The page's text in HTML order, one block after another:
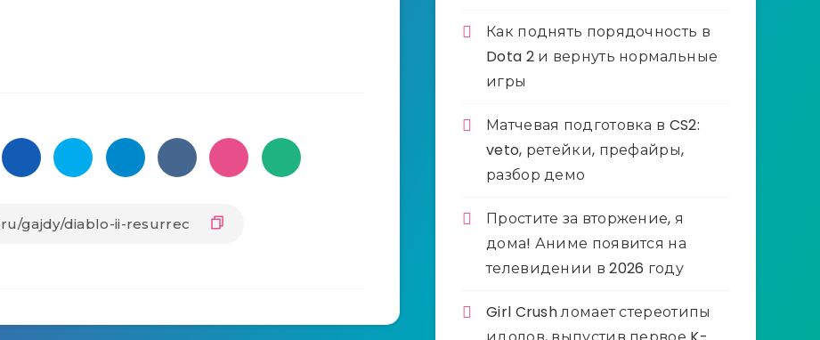
Как поднять порядочность в
Dota 2 и вернуть нормальные
игры
Матчевая подготовка в CS2:
veto, ретейки, префайры,
разбор демо
Простите за вторжение, я
дома! Аниме появится на
телевидении в 2026 году
Girl Crush ломает стереотипы